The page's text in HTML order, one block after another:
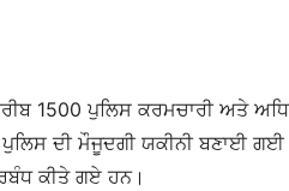
1500 ਪੁਲਿਸ ਕਰਮਚਾਰੀ ਅਤੇ
ਪੁਲਿਸ ਦੀ ਮੌਜੂਦਗੀ ਯਕੀਨੀ ਬਣਾਈ
ਕੀਤੇ ਗਏ ਹਨ।